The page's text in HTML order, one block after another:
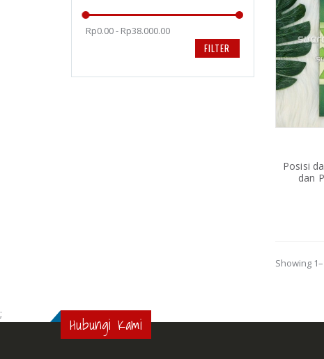
Posisi
dan
Showing
Rp0.00 - Rp38.000.00
FILTER
; Hubungi Kami